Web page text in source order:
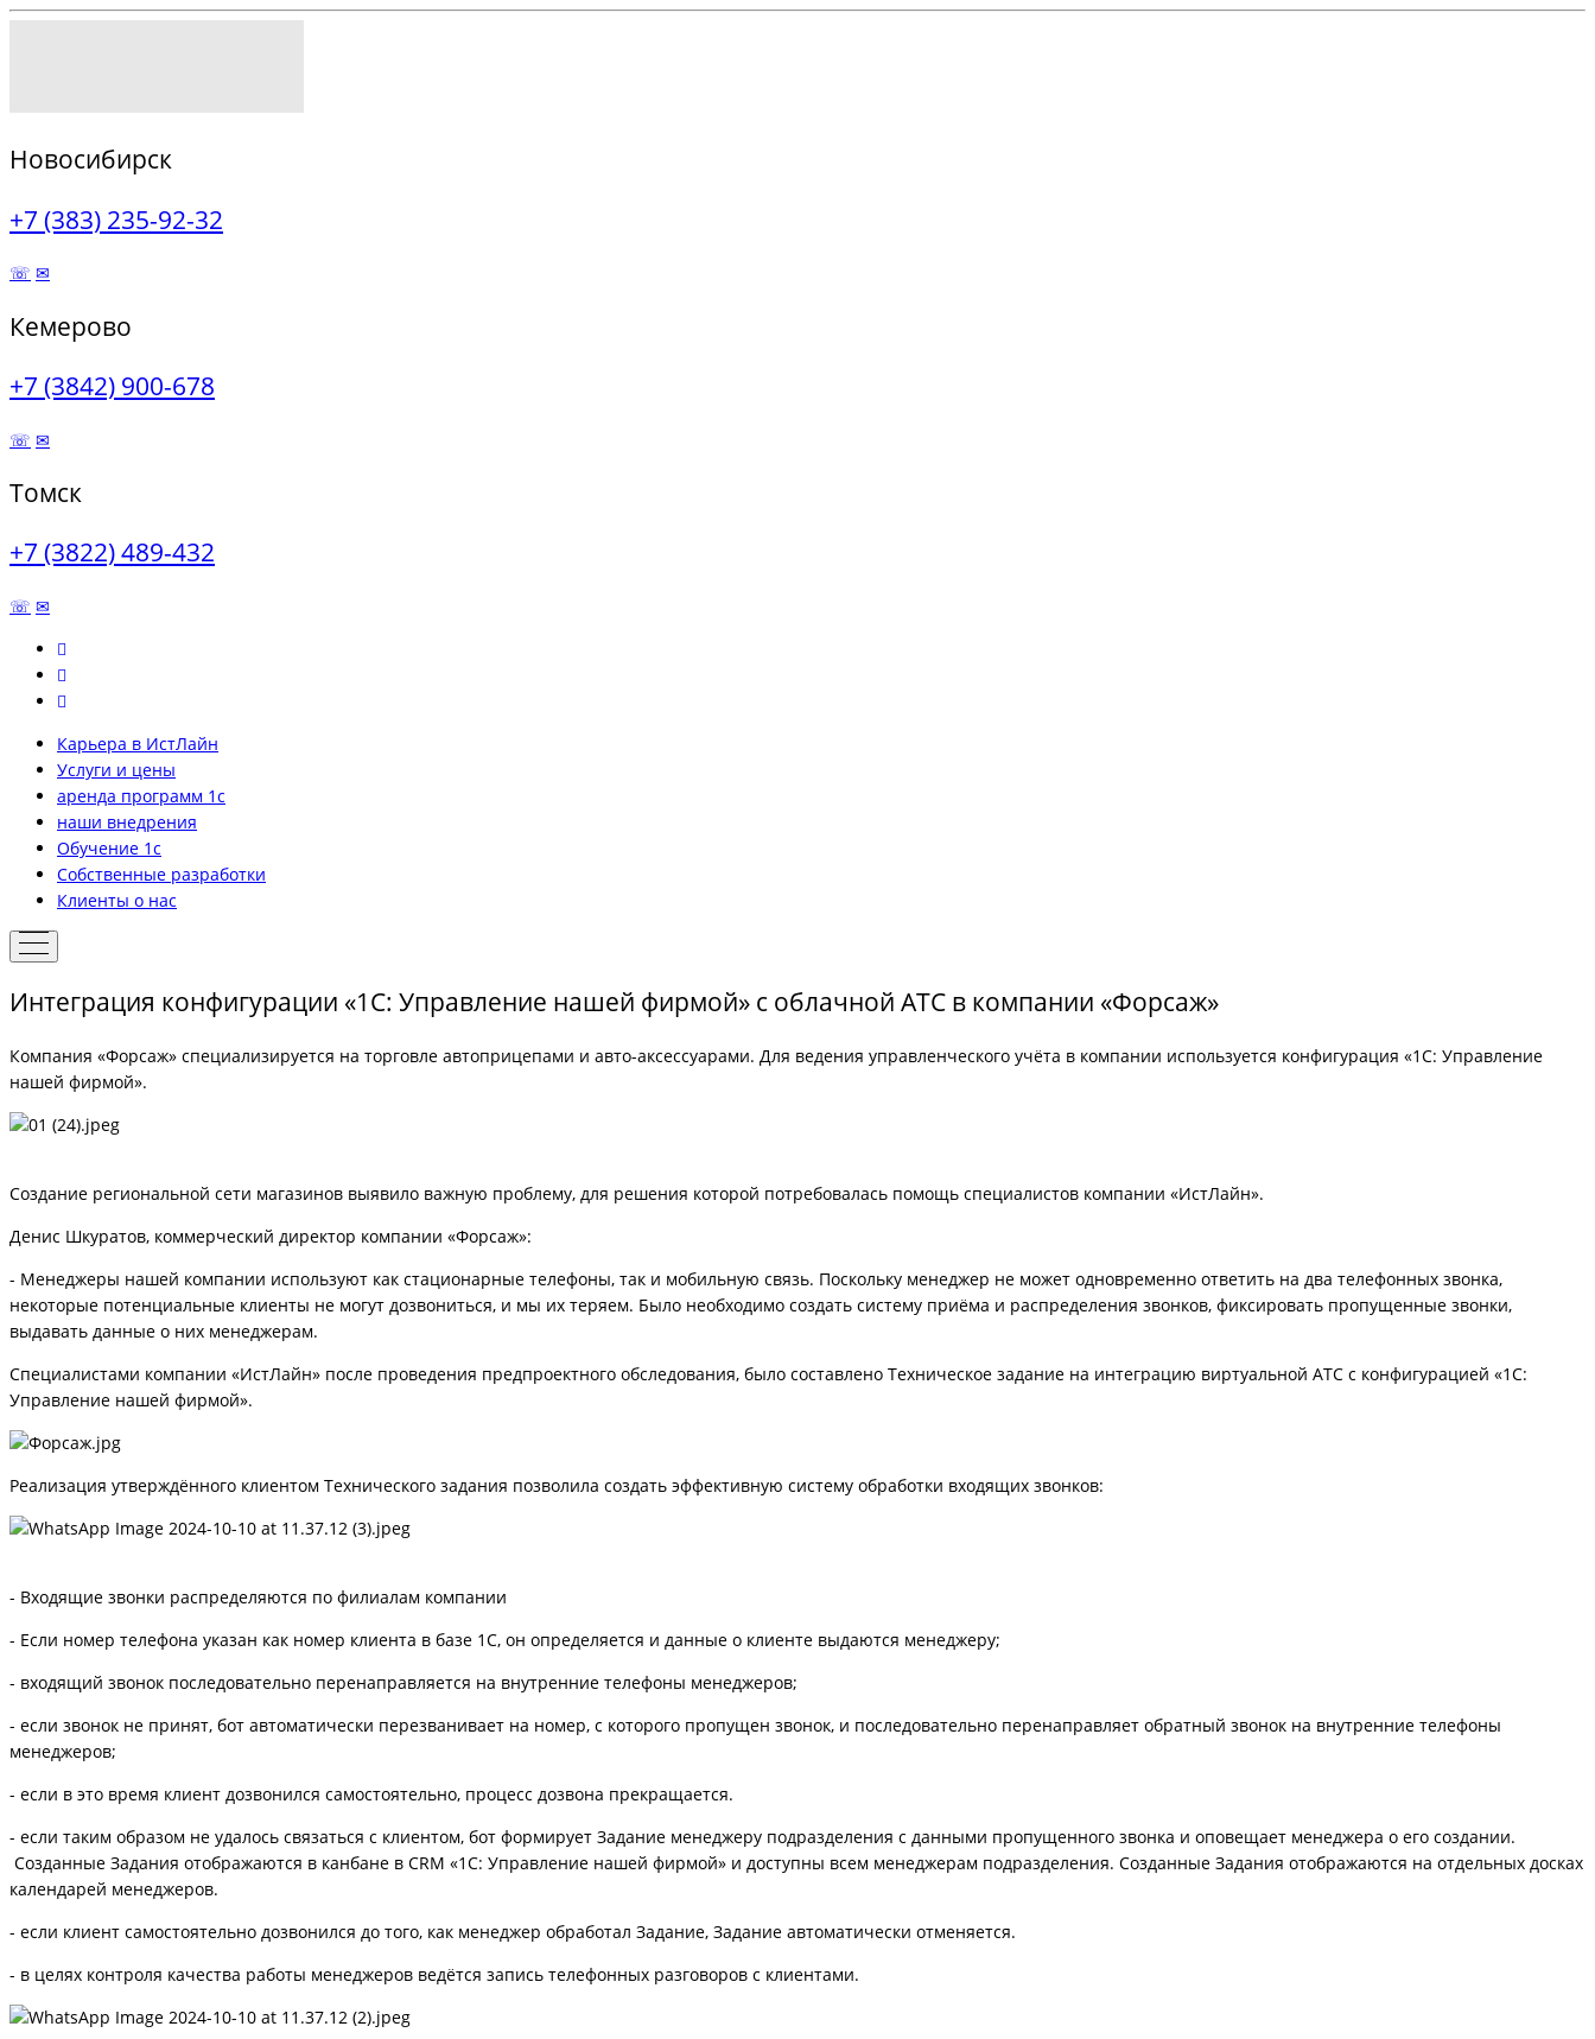
Новосибирск
+7 (383) 235-92-32
☏ ✉
Кемерово
+7 (3842) 900-678
☏ ✉
Томск
+7 (3822) 489-432
☏ ✉
Карьера в ИстЛайн
Услуги и цены
аренда программ 1с
наши внедрения
Обучение 1с
Собственные разработки
Клиенты о нас
Интеграция конфигурации «1С: Управление нашей фирмой» с облачной АТС в компании «Форсаж»
Компания «Форсаж» специализируется на торговле автоприцепами и авто-аксессуарами. Для ведения управленческого учёта в компании используется конфигурация «1С: Управление
нашей фирмой».
Создание региональной сети магазинов выявило важную проблему, для решения которой потребовалась помощь специалистов компании «ИстЛайн».
Денис Шкуратов, коммерческий директор компании «Форсаж»:
- Менеджеры нашей компании используют как стационарные телефоны, так и мобильную связь. Поскольку менеджер не может одновременно ответить на два телефонных звонка,
некоторые потенциальные клиенты не могут дозвониться, и мы их теряем. Было необходимо создать систему приёма и распределения звонков, фиксировать пропущенные звонки,
выдавать данные о них менеджерам.
Специалистами компании «ИстЛайн» после проведения предпроектного обследования, было составлено Техническое задание на интеграцию виртуальной АТС с конфигурацией «1С:
Управление нашей фирмой».
Реализация утверждённого клиентом Технического задания позволила создать эффективную систему обработки входящих звонков:
- Входящие звонки распределяются по филиалам компании
- Если номер телефона указан как номер клиента в базе 1С, он определяется и данные о клиенте выдаются менеджеру;
- входящий звонок последовательно перенаправляется на внутренние телефоны менеджеров;
- если звонок не принят, бот автоматически перезванивает на номер, с которого пропущен звонок, и последовательно перенаправляет обратный звонок на внутренние телефоны
менеджеров;
- если в это время клиент дозвонился самостоятельно, процесс дозвона прекращается.
- если таким образом не удалось связаться с клиентом, бот формирует Задание менеджеру подразделения с данными пропущенного звонка и оповещает менеджера о его создании.
Созданные Задания отображаются в канбане в CRM «1С: Управление нашей фирмой» и доступны всем менеджерам подразделения. Созданные Задания отображаются на отдельных досках
календарей менеджеров.
- если клиент самостоятельно дозвонился до того, как менеджер обработал Задание, Задание автоматически отменяется.
- в целях контроля качества работы менеджеров ведётся запись телефонных разговоров с клиентами.